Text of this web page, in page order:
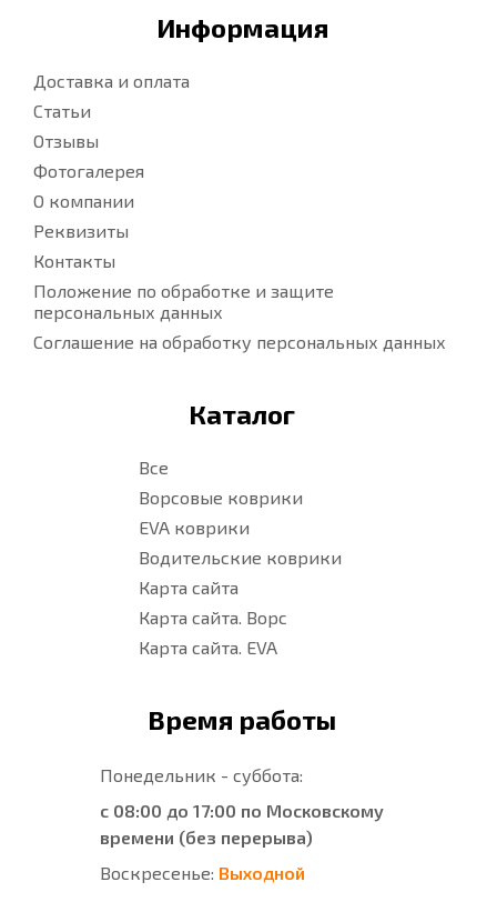
Информация
Доставка и оплата
Статьи
Отзывы
Фотогалерея
О компании
Реквизиты
Контакты
Положение по обработке и защите
персональных данных
Соглашение на обработку персональных данных
Каталог
Все
Ворсовые коврики
EVA коврики
Водительские коврики
Карта сайта
Карта сайта. Ворс
Карта сайта. EVA
Время работы
Понедельник - суббота:
с 08:00 до 17:00 по Московскому
времени (без перерыва)
Воскресенье: Выходной